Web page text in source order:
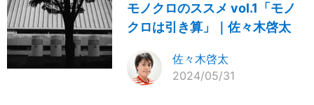
モノクロのススメ vol.1「モノ
クロは引き算」｜佐々木啓太
佐々木啓太
2024/05/31